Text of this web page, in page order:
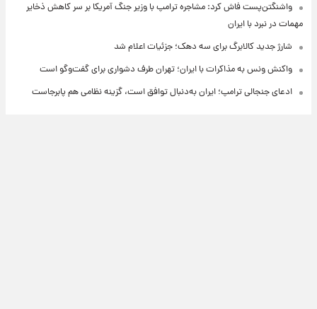
واشنگتن‌پست فاش کرد: مشاجره ترامپ با وزیر جنگ آمریکا بر سر کاهش ذخایر
مهمات در نبرد با ایران
شارژ جدید کالابرگ برای سه دهک؛ جزئیات اعلام شد
واکنش ونس به مذاکرات با ایران؛ تهران طرف دشواری برای گفت‌وگو است
ادعای جنجالی ترامپ؛ ایران به‌دنبال توافق است، گزینه نظامی هم پابرجاست